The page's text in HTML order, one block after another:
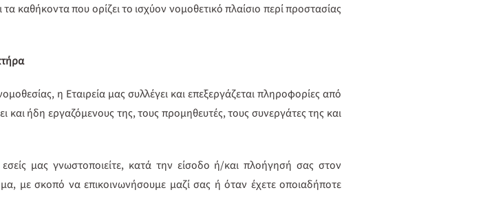
καθήκοντα που ορίζει το ισχύον νομοθετικό πλαίσιο περί προστασίας
η Εταιρεία μας συλλέγει και επεξεργάζεται πληροφορίες από
και ήδη εργαζόμενους της, τους προμηθευτές, τους συνεργάτες της και
μας γνωστοποιείτε, κατά την είσοδο ή/και πλοήγησή σας στον
με σκοπό να επικοινωνήσουμε μαζί σας ή όταν έχετε οποιαδήποτε